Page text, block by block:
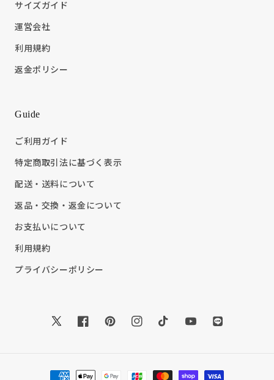
サイズガイド
運営会社
利用規約
返金ポリシー
Guide
ご利用ガイド
特定商取引法に基づく表示
配送・送料について
返品・交換・返金について
お支払いについて
利用規約
プライバシーポリシー
TwitterFacebookPinterestInstagramTikTokYouTubeTranslation
決